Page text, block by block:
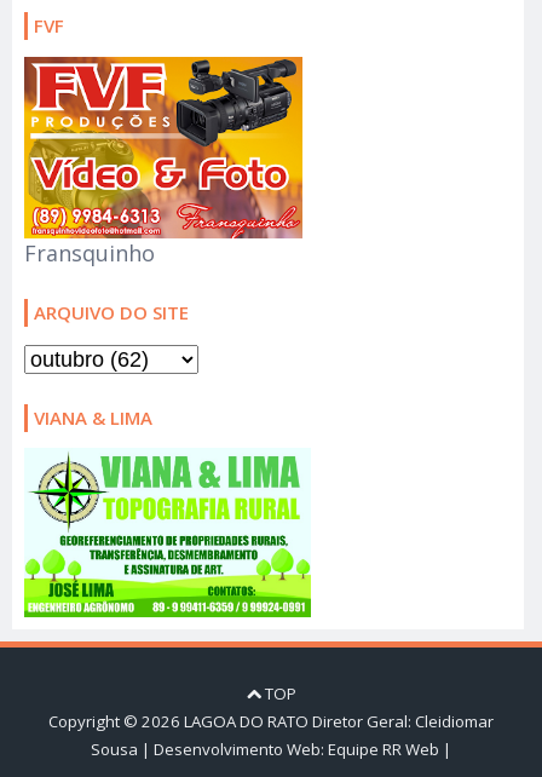
FVF
Fransquinho
ARQUIVO DO SITE
VIANA & LIMA
TOP
Copyright © 2026 LAGOA DO RATO Diretor Geral: Cleidiomar
Sousa | Desenvolvimento Web: Equipe RR Web |